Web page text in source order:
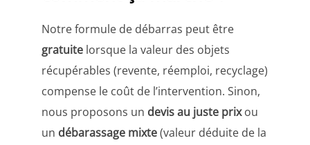
Notre formule de débarras peut être
gratuite lorsque la valeur des objets
récupérables (revente, réemploi, recyclage)
compense le coût de l’intervention. Sinon,
nous proposons un devis au juste prixou
un débarassage mixte(valeur déduite de la